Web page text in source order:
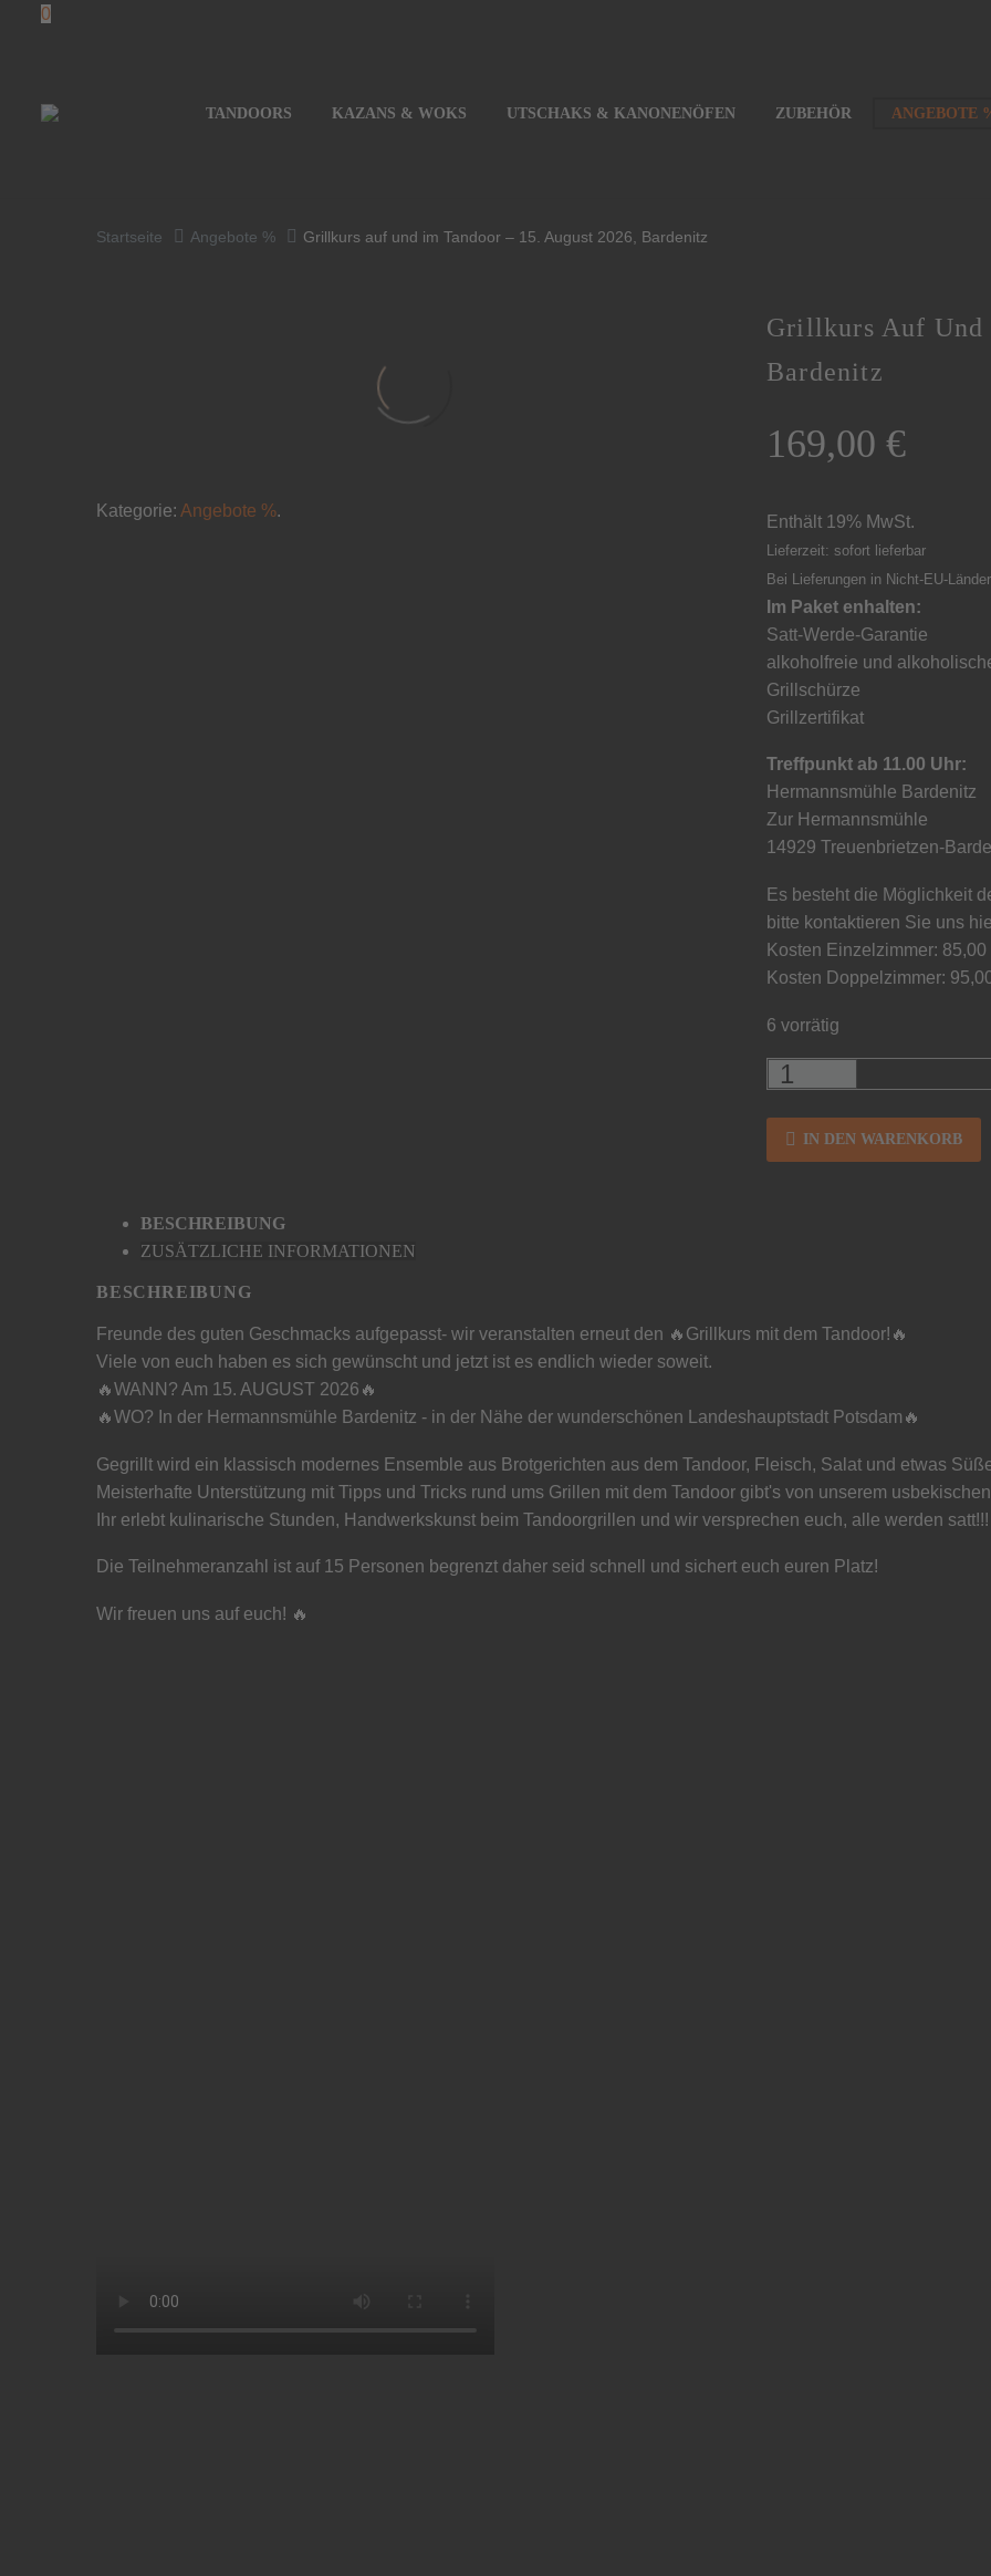
0
TANDOORS KAZANS & WOKS UTSCHAKS & KANONENÖFEN ZUBEHÖR ANGEBOTE
Startseite Angebote % Grillkurs auf und im Tandoor – 15. August 2026, Bardenitz
Kategorie: Angebote %.
Grillkurs Auf Und
Bardenitz
169,00 €
Enthält 19% MwSt.
Lieferzeit: sofort lieferbar
Bei Lieferungen in Nicht-EU-
Im Paket enhalten:
Satt-Werde-Garantie
alkoholfreie und
Grillschürze
Grillzertifikat
Treffpunkt ab 11.00 Uhr:
Hermannsmühle Bardenitz
Zur Hermannsmühle
14929 Treuenbrietzen-
Es besteht die Möglichkeit
bitte kontaktieren Sie uns
Kosten Einzelzimmer: 85,00
Kosten Doppelzimmer:
6 vorrätig
IN DEN WARENKORB
BESCHREIBUNG
ZUSÄTZLICHE INFORMATIONEN
BESCHREIBUNG
Freunde des guten Geschmacks aufgepasst- wir veranstalten erneut den 🔥Grillkurs mit dem Tandoor!🔥
Viele von euch haben es sich gewünscht und jetzt ist es endlich wieder soweit.
🔥WANN? Am 15. AUGUST 2026🔥
🔥WO? In der Hermannsmühle Bardenitz - in der Nähe der wunderschönen Landeshauptstadt Potsdam🔥
Gegrillt wird ein klassisch modernes Ensemble aus Brotgerichten aus dem Tandoor, Fleisch, Salat und etwas
Meisterhafte Unterstützung mit Tipps und Tricks rund ums Grillen mit dem Tandoor gibt's von unserem
Ihr erlebt kulinarische Stunden, Handwerkskunst beim Tandoorgrillen und wir versprechen euch, alle werden satt!!!
Die Teilnehmeranzahl ist auf 15 Personen begrenzt daher seid schnell und sichert euch euren Platz!
Wir freuen uns auf euch! 🔥